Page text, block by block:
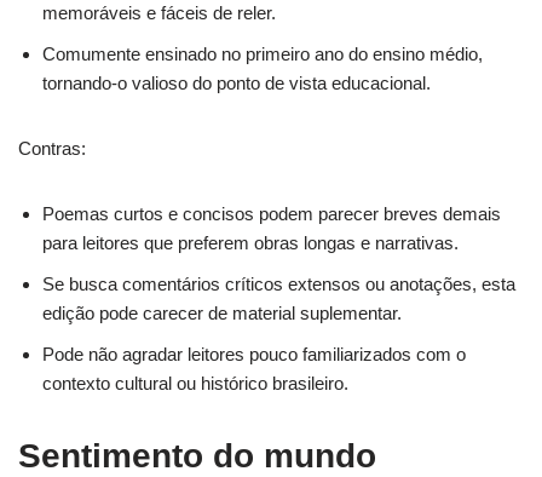
memoráveis e fáceis de reler.
Comumente ensinado no primeiro ano do ensino médio,
tornando‑o valioso do ponto de vista educacional.
Contras:
Poemas curtos e concisos podem parecer breves demais
para leitores que preferem obras longas e narrativas.
Se busca comentários críticos extensos ou anotações, esta
edição pode carecer de material suplementar.
Pode não agradar leitores pouco familiarizados com o
contexto cultural ou histórico brasileiro.
Sentimento do mundo